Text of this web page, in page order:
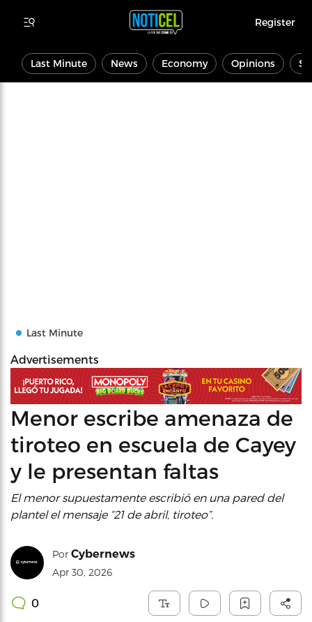
Register
Last Minute News Economy Opinions
Last Minute
Advertisements
Menor escribe amenaza de
tiroteo en escuela de Cayey
y le presentan faltas
El menor supuestamente escribió en una pared del
plantel el mensaje “21 de abril, tiroteo”.
Por Cybernews
Apr 30, 2026
0